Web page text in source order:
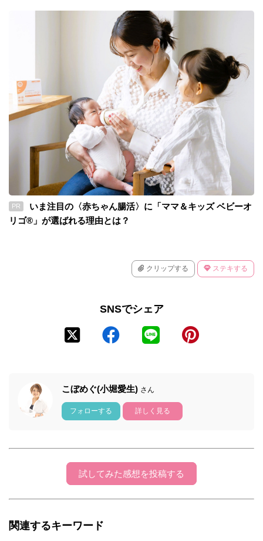
PR
いま注目の〈赤ちゃん腸活〉に「ママ＆キッズ ベビーオ
リゴ®」が選ばれる理由とは？
クリップする ステキする
SNSでシェア
こぼめぐ(小堀愛生) さん
フォローする 詳しく見る
試してみた感想を投稿する
関連するキーワード